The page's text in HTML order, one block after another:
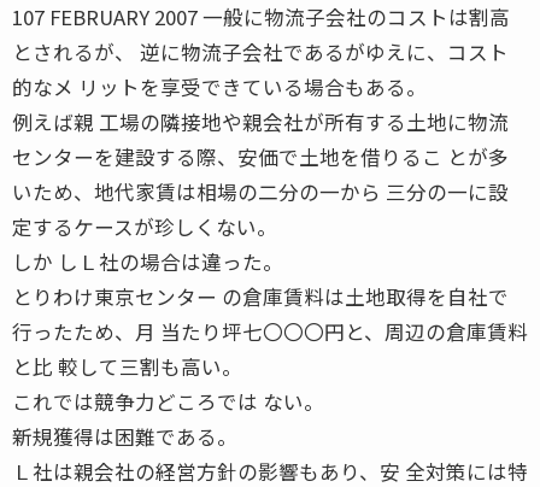
107 FEBRUARY 2007 一般に物流子会社のコストは割高
とされるが、 逆に物流子会社であるがゆえに、コスト
的なメ リットを享受できている場合もある。
例えば親 工場の隣接地や親会社が所有する土地に物流
センターを建設する際、安価で土地を借りるこ とが多
いため、地代家賃は相場の二分の一から 三分の一に設
定するケースが珍しくない。
しか しＬ社の場合は違った。
とりわけ東京センター の倉庫賃料は土地取得を自社で
行ったため、月 当たり坪七〇〇〇円と、周辺の倉庫賃料
と比 較して三割も高い。
これでは競争力どころでは ない。
新規獲得は困難である。
Ｌ社は親会社の経営方針の影響もあり、安 全対策には特